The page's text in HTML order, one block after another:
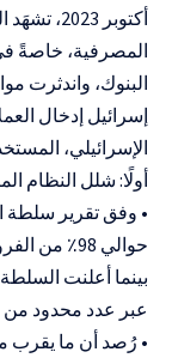
أكتوبر
المصرفية، خاصةً في
البنوك، واندثرت
إسرائيل إدخال
الإسرائيلي،
أولًا: شلل النظام
حوالي 98٪
عبر عدد محدود من